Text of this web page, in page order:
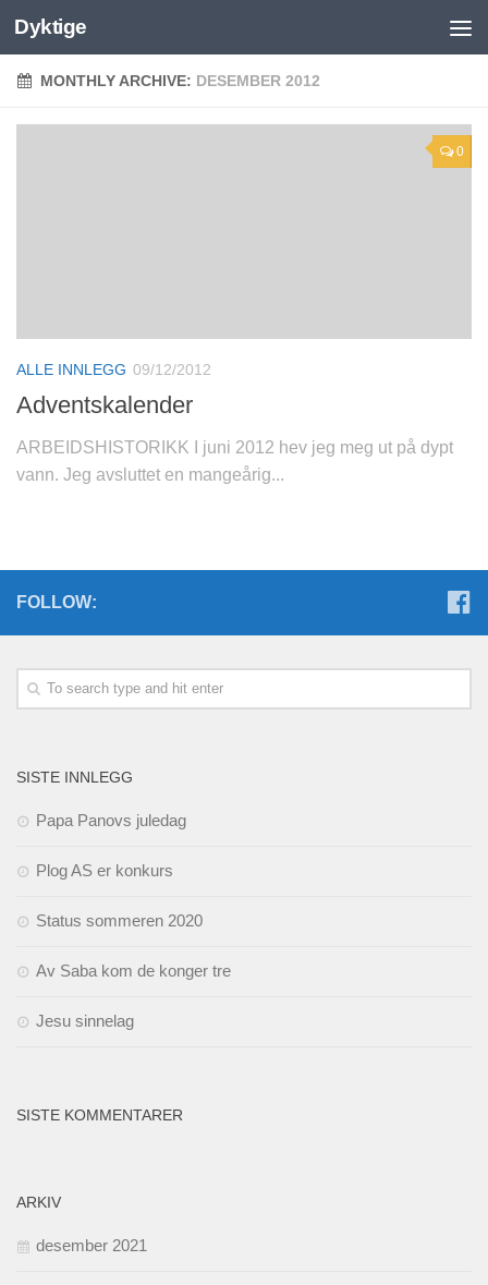
Dyktige
MONTHLY ARCHIVE: DESEMBER 2012
0
ALLE INNLEGG 09/12/2012
Adventskalender
ARBEIDSHISTORIKK I juni 2012 hev jeg meg ut på dypt
vann. Jeg avsluttet en mangeårig...
FOLLOW:
SISTE INNLEGG
Papa Panovs juledag
Plog AS er konkurs
Status sommeren 2020
Av Saba kom de konger tre
Jesu sinnelag
SISTE KOMMENTARER
ARKIV
desember 2021